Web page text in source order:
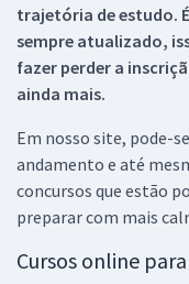
trajetória de estudo.
sempre atualizado,
fazer perder a
ainda mais.
Em nosso site, pode-
andamento e até
concursos que estão
preparar com mais
Cursos online